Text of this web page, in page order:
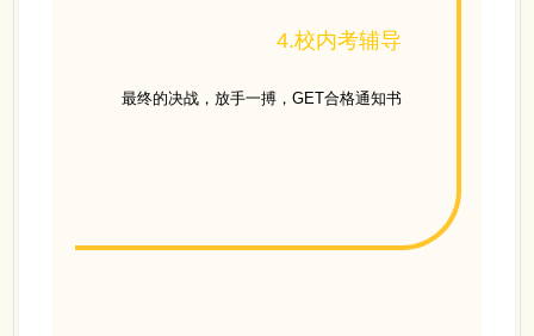
4.校内考辅导
最终的决战，放手一搏，GET合格通知书